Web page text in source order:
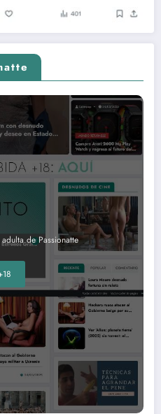
de Passionatte